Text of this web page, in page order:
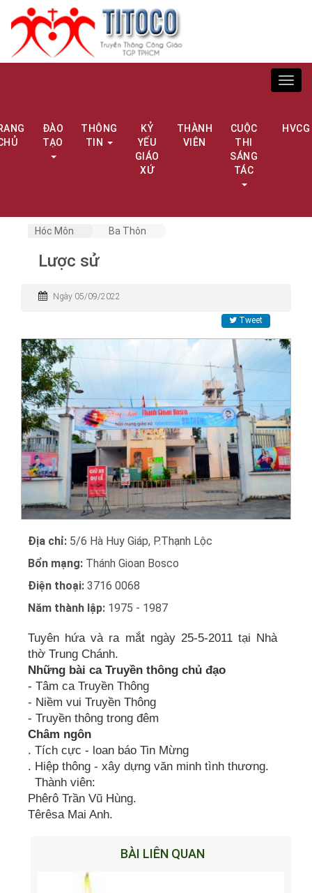
ĐÀO
TẠO
THÔNG
TIN
KỶ
YẾU
GIÁO
XỨ
THÀNH
VIÊN
CUỘC
THI
SÁNG
TÁC
HVCG
Hóc Môn Ba Thôn
Lược sử
Ngày 05/09/2022
Tweet
Địa chỉ: 5/6 Hà Huy Giáp, P.Thạnh Lộc
Bổn mạng: Thánh Gioan Bosco
Điện thoại: 3716 0068
Năm thành lập: 1975 - 1987
Tuyên hứa và ra mắt ngày 25-5-2011 tại Nhà
thờ Trung Chánh.
Những bài ca Truyền thông chủ đạo
- Tâm ca Truyền Thông
- Niềm vui Truyền Thông
- Truyền thông trong đêm
Châm ngôn
. Tích cực - loan báo Tin Mừng
. Hiệp thông - xây dựng văn minh tình thương.
Thành viên:
Phêrô Trần Vũ Hùng.
Têrêsa Mai Anh.
BÀI LIÊN QUAN